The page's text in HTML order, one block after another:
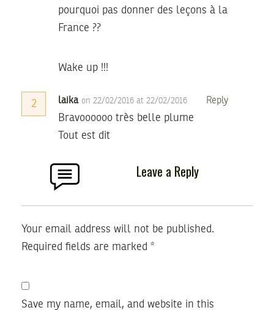
pourquoi pas donner des leçons à la
France ??
Wake up !!!
2 laika on 22/02/2016 at 22/02/2016 Reply
Bravoooooo très belle plume
Tout est dit
Leave a Reply
Your email address will not be published.
Required fields are marked *
Save my name, email, and website in this